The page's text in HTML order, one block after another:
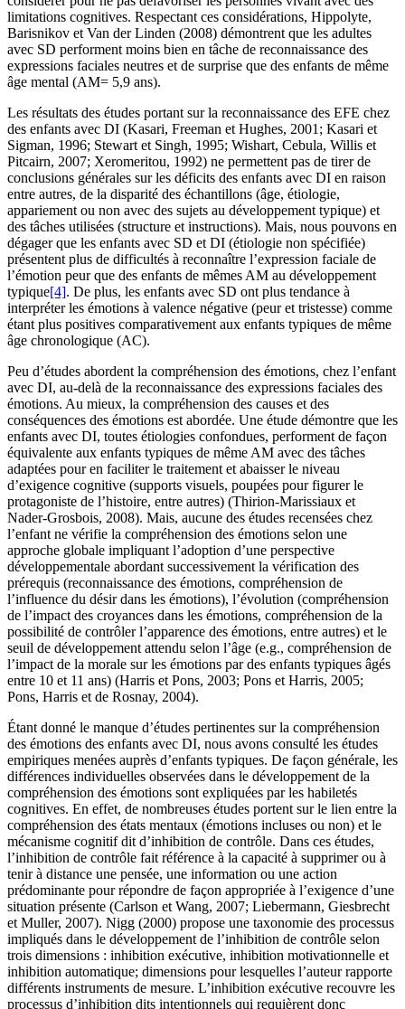
limitations cognitives. Respectant ces considérations, Hippolyte,
Barisnikov et Van der Linden (2008) démontrent que les adultes
avec SD performent moins bien en tâche de reconnaissance des
expressions faciales neutres et de surprise que des enfants de même
âge mental (AM= 5,9 ans).
Les résultats des études portant sur la reconnaissance des EFE chez
des enfants avec DI (Kasari, Freeman et Hughes, 2001; Kasari et
Sigman, 1996; Stewart et Singh, 1995; Wishart, Cebula, Willis et
Pitcairn, 2007; Xeromeritou, 1992) ne permettent pas de tirer de
conclusions générales sur les déficits des enfants avec DI en raison
entre autres, de la disparité des échantillons (âge, étiologie,
appariement ou non avec des sujets au développement typique) et
des tâches utilisées (structure et instructions). Mais, nous pouvons en
dégager que les enfants avec SD et DI (étiologie non spécifiée)
présentent plus de difficultés à reconnaître l’expression faciale de
l’émotion peur que des enfants de mêmes AM au développement
typique[4]. De plus, les enfants avec SD ont plus tendance à
interpréter les émotions à valence négative (peur et tristesse) comme
étant plus positives comparativement aux enfants typiques de même
âge chronologique (AC).
Peu d’études abordent la compréhension des émotions, chez l’enfant
avec DI, au-delà de la reconnaissance des expressions faciales des
émotions. Au mieux, la compréhension des causes et des
conséquences des émotions est abordée. Une étude démontre que les
enfants avec DI, toutes étiologies confondues, performent de façon
équivalente aux enfants typiques de même AM avec des tâches
adaptées pour en faciliter le traitement et abaisser le niveau
d’exigence cognitive (supports visuels, poupées pour figurer le
protagoniste de l’histoire, entre autres) (Thirion-Marissiaux et
Nader-Grosbois, 2008). Mais, aucune des études recensées chez
l’enfant ne vérifie la compréhension des émotions selon une
approche globale impliquant l’adoption d’une perspective
développementale abordant successivement la vérification des
prérequis (reconnaissance des émotions, compréhension de
l’influence du désir dans les émotions), l’évolution (compréhension
de l’impact des croyances dans les émotions, compréhension de la
possibilité de contrôler l’apparence des émotions, entre autres) et le
seuil de développement attendu selon l’âge (e.g., compréhension de
l’impact de la morale sur les émotions par des enfants typiques âgés
entre 10 et 11 ans) (Harris et Pons, 2003; Pons et Harris, 2005;
Pons, Harris et de Rosnay, 2004).
Étant donné le manque d’études pertinentes sur la compréhension
des émotions des enfants avec DI, nous avons consulté les études
empiriques menées auprès d’enfants typiques. De façon générale, les
différences individuelles observées dans le développement de la
compréhension des émotions sont expliquées par les habiletés
cognitives. En effet, de nombreuses études portent sur le lien entre la
compréhension des états mentaux (émotions incluses ou non) et le
mécanisme cognitif dit d’inhibition de contrôle. Dans ces études,
l’inhibition de contrôle fait référence à la capacité à supprimer ou à
tenir à distance une pensée, une information ou une action
prédominante pour répondre de façon appropriée à l’exigence d’une
situation présente (Carlson et Wang, 2007; Liebermann, Giesbrecht
et Muller, 2007). Nigg (2000) propose une taxonomie des processus
impliqués dans le développement de l’inhibition de contrôle selon
trois dimensions : inhibition exécutive, inhibition motivationnelle et
inhibition automatique; dimensions pour lesquelles l’auteur rapporte
différents instruments de mesure. L’inhibition exécutive recouvre les
processus d’inhibition dits intentionnels qui requièrent donc